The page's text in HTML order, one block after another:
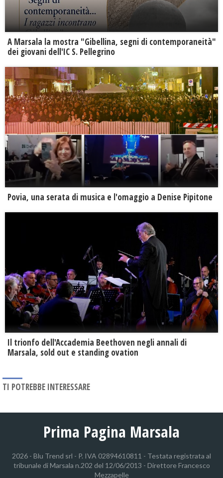
A Marsala la mostra "Gibellina, segni di contemporaneità"
dei giovani dell'IC S. Pellegrino
Povia, una serata di musica e l'omaggio a Denise Pipitone
Il trionfo dell'Accademia Beethoven negli annali di
Marsala, sold out e standing ovation
TI POTREBBE INTERESSARE
Prima Pagina Marsala
2026 - Blu Trend srl - P. IVA 02894610811 - Testata registrata al
tribunale di Marsala n.202 del 12/06/2013 - Direttore Francesco
Mezzapelle